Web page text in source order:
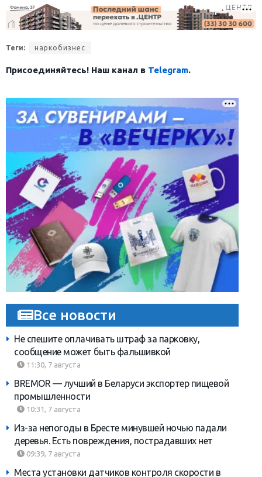
Теги: наркобизнес
Присоединяйтесь! Наш канал в Telegram.
Все новости
Не спешите оплачивать штраф за парковку,
сообщение может быть фальшивкой
11:30, 7 августа
BREMOR — лучший в Беларуси экспортер пищевой
промышленности
10:31, 7 августа
Из-за непогоды в Бресте минувшей ночью падали
деревья. Есть повреждения, пострадавших нет
09:39, 7 августа
Места установки датчиков контроля скорости в